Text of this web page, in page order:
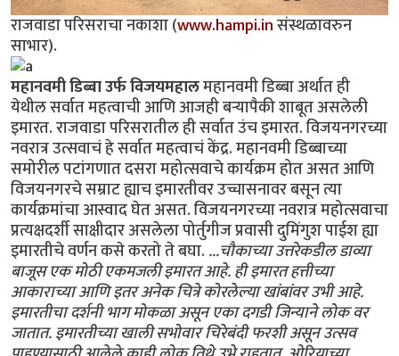
राजवाडा परिसराचा नकाशा (www.hampi.inसंस्थळावरुन
साभार).
महानवमी डिब्बा उर्फ विजयमहालमहानवमी डिब्बा अर्थात ही
येथील सर्वात महत्वाची आणि आजही बर्‍यापैकी शाबूत असलेली
इमारत. राजवाडा परिसरातील ही सर्वात उंच इमारत. विजयनगरच्या
नवरात्र उत्सवाचं हे सर्वात महत्वाचं केंद्र. महानवमी डिब्बाच्या
समोरील पटांगणात दसरा महोत्सवाचे कार्यक्रम होत असत आणि
विजयनगरचे सम्राट ह्याच इमारतीवर उच्चासनावर बसून त्या
कार्यक्रमांचा आस्वाद घेत असत. विजयनगरच्या नवरात्र महोत्सवाचा
प्रत्यक्षदर्शी साक्षीदार असलेला पोर्तुगीज प्रवासी दुमिंगुश पाईश ह्या
इमारतीचे वर्णन कसे करतो ते बघा....चौकाच्या उत्तरेकडील डाव्या
बाजूस एक मोठी एकमजली इमारत आहे. ही इमारत हत्तीच्या
आकाराच्या आणि इतर अनेक चित्रे कोरलेल्या खांबांवर उभी आहे.
इमारतीचा दर्शनी भाग मोकळा असून एका दगडी जिन्याने लोक वर
जातात. इमारतीच्या खाली सभोवार चिरेबंदी फरशी असून उत्सव